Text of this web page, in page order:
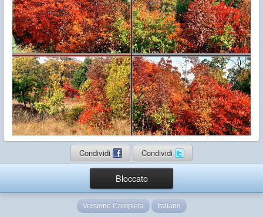
Condividi Condividi
Bloccato
Versione Completa Italiano